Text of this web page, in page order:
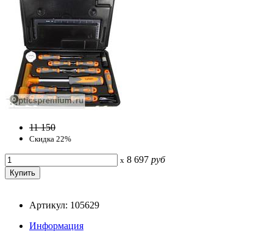
11 150
Скидка 22%
x 8 697 руб
Артикул: 105629
Информация